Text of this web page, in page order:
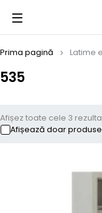
535
Prima pagină Latime
Afișez toate cele 3
Afișează doar